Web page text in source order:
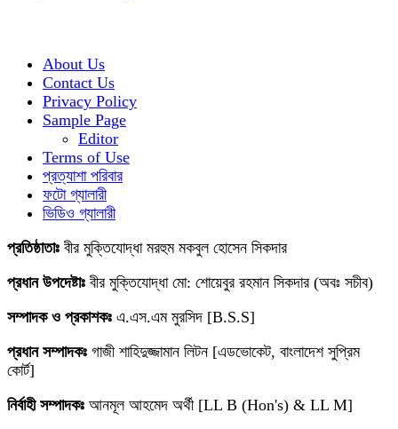
About Us
Contact Us
Privacy Policy
Sample Page
Editor
Terms of Use
প্রত্যাশা পরিবার
ফটো গ্যালারী
ভিডিও গ্যালারী
প্রতিষ্ঠাতাঃ বীর মুক্তিযোদ্ধা মরহুম মকবুল হোসেন সিকদার
প্রধান উপদেষ্টাঃ বীর মুক্তিযোদ্ধা মো: শোয়েবুর রহমান সিকদার (অবঃ সচীব)
সম্পাদক ও প্রকাশকঃ এ.এস.এম মুরসিদ [B.S.S]
প্রধান সম্পাদকঃ গাজী শাহিদুজ্জামান লিটন [এডভোকেট, বাংলাদেশ সুপ্রিম
কোর্ট]
নির্বাহী সম্পাদকঃ আনমূল আহমেদ অর্থী [LL B (Hon's) & LL M]